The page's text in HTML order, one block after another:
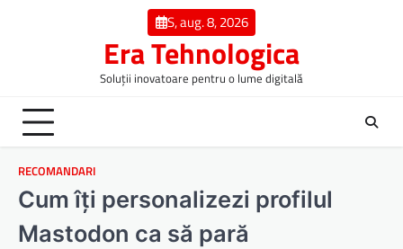
S, aug. 8, 2026
Era Tehnologica
Soluții inovatoare pentru o lume digitală
RECOMANDARI
Cum îți personalizezi profilul
Mastodon ca să pară